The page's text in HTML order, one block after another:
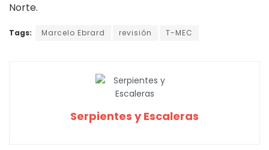
Norte.
Tags: Marcelo Ebrard revisión T-MEC
Serpientes y Escaleras